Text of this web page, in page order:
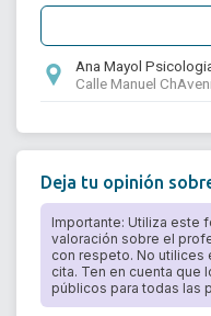
Ana Mayol
Calle Manuel
Deja tu opinión
Importante: Utiliza este
valoración sobre el
con respeto. No utilices
cita. Ten en cuenta que
públicos para todas las